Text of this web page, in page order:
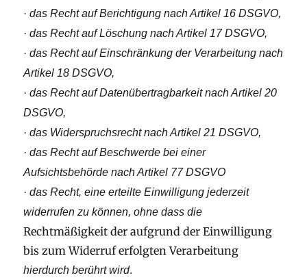
·das Recht auf Berichtigung nach Artikel 16 DSGVO,
·das Recht auf Löschung nach Artikel 17 DSGVO,
·das Recht auf Einschränkung der Verarbeitung nach
Artikel 18 DSGVO,
·das Recht auf Datenübertragbarkeit nach Artikel 20
DSGVO,
·das Widerspruchsrecht nach Artikel 21 DSGVO,
·das Recht auf Beschwerde bei einer
Aufsichtsbehörde nach Artikel 77 DSGVO
·das Recht, eine erteilte Einwilligung jederzeit
widerrufen zu können, ohne dass die
Rechtmäßigkeit der aufgrund der Einwilligung
bis zum Widerruf erfolgten Verarbeitung
hierdurch berührt wird.